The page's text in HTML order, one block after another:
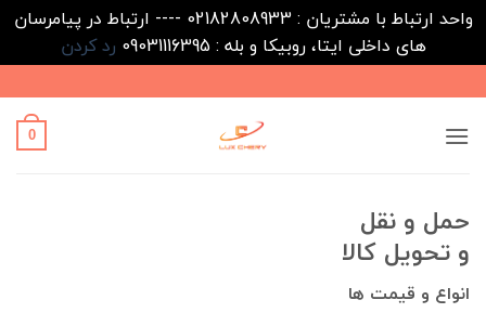
واحد ارتباط با مشتریان : 02182808933 ---- ارتباط در پیامرسان
های داخلی ایتا، روبیکا و بله : 09031116395
رد کردن
to
content
0
حمل و نقل
و تحویل کالا
انواع و قیمت ها